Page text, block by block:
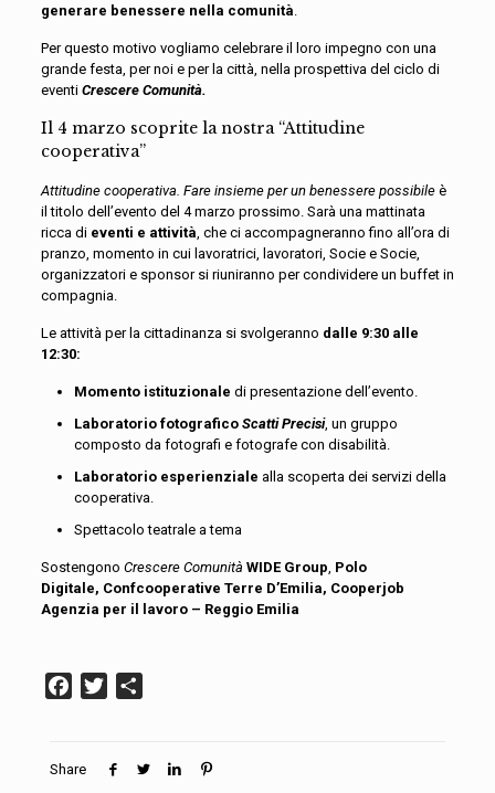
generare benessere nella comunità.
Per questo motivo vogliamo celebrare il loro impegno con una
grande festa, per noi e per la città, nella prospettiva del ciclo di
eventi Crescere Comunità.
Il 4 marzo scoprite la nostra “Attitudine
cooperativa”
Attitudine cooperativa. Fare insieme per un benessere possibile è
il titolo dell’evento del 4 marzo prossimo. Sarà una mattinata
ricca di eventi e attività, che ci accompagneranno fino all’ora di
pranzo, momento in cui lavoratrici, lavoratori, Socie e Socie,
organizzatori e sponsor si riuniranno per condividere un buffet in
compagnia.
Le attività per la cittadinanza si svolgeranno dalle 9:30 alle
12:30:
Momento istituzionale di presentazione dell’evento.
Laboratorio fotografico Scatti Precisi, un gruppo
composto da fotografi e fotografe con disabilità.
Laboratorio esperienziale alla scoperta dei servizi della
cooperativa.
Spettacolo teatrale a tema
Sostengono Crescere Comunità WIDE Group, Polo
Digitale, Confcooperative Terre D’Emilia, Cooperjob
Agenzia per il lavoro – Reggio Emilia
Facebook
Twitter
Share